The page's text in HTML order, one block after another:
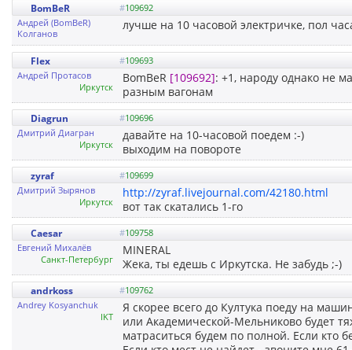
BomBeR #109692
Андрей (BomBeR)
Колганов
лучше на 10 часовой электричке, пол
Flex #109693
Андрей Пpотасов
Иркутск
BomBeR [109692]: +1, народу однако не
разным вагонам
Diagrun #109696
Дмитрий Диагран
Иркутск
давайте на 10-часовой поедем :-)
выходим на повороте
zyraf #109699
Дмитрий Зырянов
Иркутск
http://zyraf.livejournal.com/42180.html
вот так скатались 1-го
Caesar #109758
Евгений Михалёв
Санкт-Петербург
MINERAL
Жека, ты едешь с Иркутска. Не забудь ;-)
andrkoss #109762
Andrey Kosyanchuk
IKT
Я скорее всего до Култука поеду на
или Академической-Мельниково будет
матраситься будем по полной. Если кто